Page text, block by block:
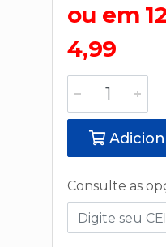
ou em
4,99
Consulte as